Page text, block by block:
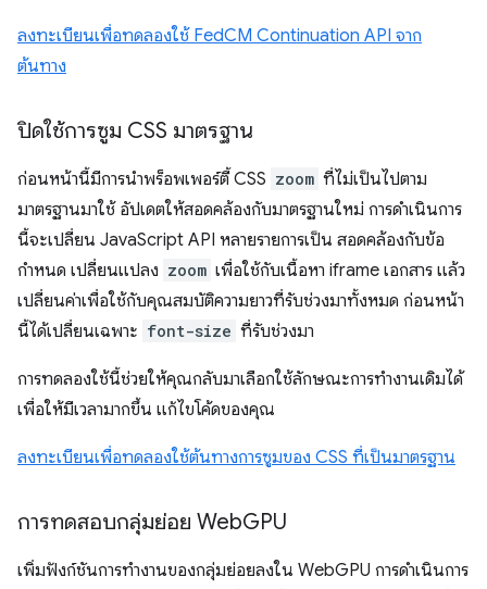
ลงทะเบียนเพื่อทดลองใช้ FedCM Continuation API จาก
ต้นทาง
ปิดใช้การซูม CSS มาตรฐาน
ก่อนหน้านี้มีการนําพร็อพเพอร์ตี้ CSS zoom ที่ไม่เป็นไปตาม
มาตรฐานมาใช้ อัปเดตให้สอดคล้องกับมาตรฐานใหม่ การดำเนินการ
นี้จะเปลี่ยน JavaScript API หลายรายการเป็น สอดคล้องกับข้อ
กำหนด เปลี่ยนแปลง zoom เพื่อใช้กับเนื้อหา iframe เอกสาร แล้ว
เปลี่ยนค่าเพื่อใช้กับคุณสมบัติความยาวที่รับช่วงมาทั้งหมด ก่อนหน้า
นี้ได้เปลี่ยนเฉพาะ font-size ที่รับช่วงมา
การทดลองใช้นี้ช่วยให้คุณกลับมาเลือกใช้ลักษณะการทำงานเดิมได้
เพื่อให้มีเวลามากขึ้น แก้ไขโค้ดของคุณ
ลงทะเบียนเพื่อทดลองใช้ต้นทางการซูมของ CSS ที่เป็นมาตรฐาน
การทดสอบกลุ่มย่อย WebGPU
เพิ่มฟังก์ชันการทำงานของกลุ่มย่อยลงใน WebGPU การดำเนินการ